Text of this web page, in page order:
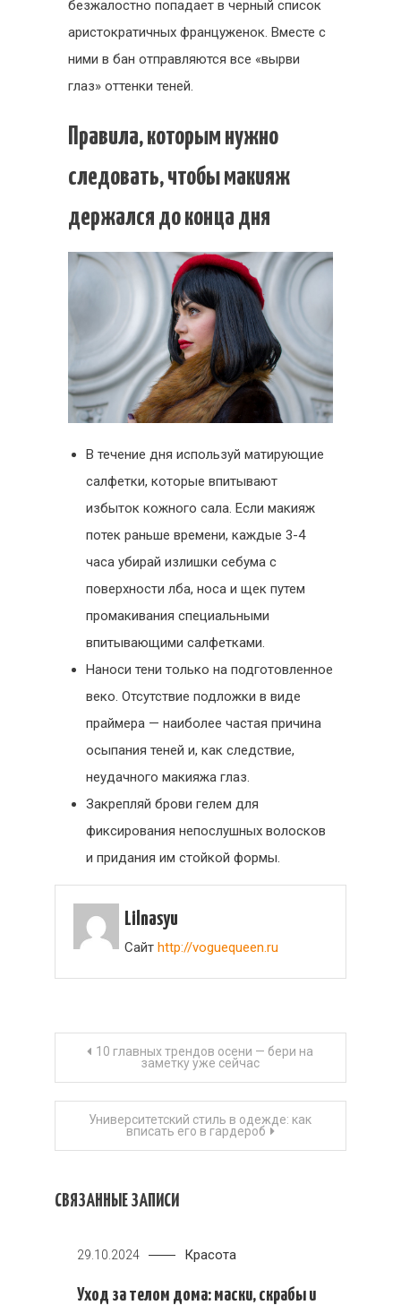
безжалостно попадает в черный список
аристократичных француженок. Вместе с
ними в бан отправляются все «вырви
глаз» оттенки теней.
Правила, которым нужно
следовать, чтобы макияж
держался до конца дня
В течение дня используй матирующие
салфетки, которые впитывают
избыток кожного сала. Если макияж
потек раньше времени, каждые 3-4
часа убирай излишки себума с
поверхности лба, носа и щек путем
промакивания специальными
впитывающими салфетками.
Наноси тени только на подготовленное
веко. Отсутствие подложки в виде
праймера — наиболее частая причина
осыпания теней и, как следствие,
неудачного макияжа глаз.
Закрепляй брови гелем для
фиксирования непослушных волосков
и придания им стойкой формы.
Lilnasyu
Сайт http://voguequeen.ru
Навигация
записям
10 главных трендов осени — бери на
заметку уже сейчас
Университетский стиль в одежде: как
вписать его в гардероб
СВЯЗАННЫЕ ЗАПИСИ
29.10.2024 Красота
Уход за телом дома: маски, скрабы и